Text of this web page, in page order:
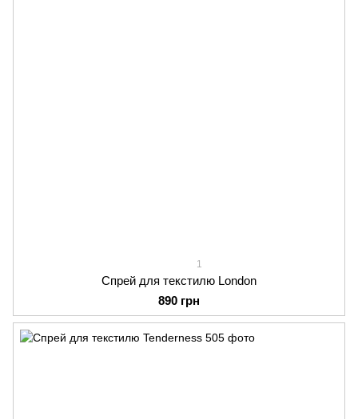
1
Спрей для текстилю London
890 грн